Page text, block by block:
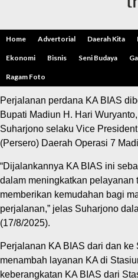
Home Advertorial Daerah Kita
Ekonomi Bisnis Seni Budaya
Ragam Foto
80 Republik Indonesia, KA
Soemarmo PP resmi
Perjalanan perdana KA BIAS
Bupati Madiun H. Hari
Suharjono selaku Vice
(Persero) Daerah Operasi 7
“Dijalankannya KA BIAS ini
dalam meningkatkan pelayanan
memberikan kemudahan bagi
perjalanan,” jelas Suharjono
(17/8/2025).
Perjalanan KA BIAS dari dan ke
menambah layanan KA di
keberangkatan KA BIAS dari